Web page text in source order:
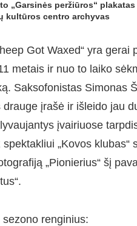
„Garsinės peržiūros“ plakatas
kultūros centro archyvas
Got Waxed“ yra
metais ir nuo to laiko
Saksofonistas Simonas
įrašė ir išleido jau
įvairiuose
„Kovos
„Pionierius“ šį
sezono renginius: